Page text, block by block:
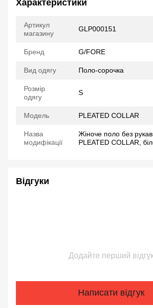
Характеристики
Артикул
магазину
GLP000151
Бренд G/FORE
Вид одягу Поло-сорочка
Розмір
одягу
S
Модель PLEATED COLLAR
Назва
модифікації
Жіноче поло без
PLEATED COLLAR,
Відгуки
Додайте перший
Написати відгук